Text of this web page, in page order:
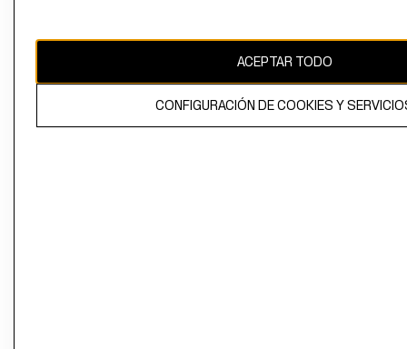
propiedad de H&M Hennes & Mauritz AB
ACEPTAR TODO
CONFIGURACIÓN DE COOKIES Y